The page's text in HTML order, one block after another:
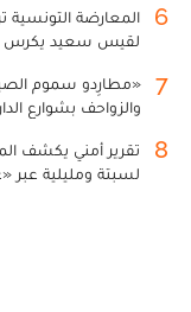
6
المعارضة التونسية
لقيس سعيد يكرس
7
«مطارِدو سموم
والزواحف بشوارع
8
تقرير أمني يكشف
لسبتة ومليلية عبر